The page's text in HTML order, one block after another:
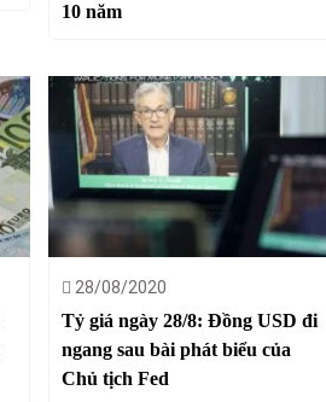
10 năm
28/08/2020
Tỷ giá ngày 28/8: Đồng USD đi
ngang sau bài phát biểu của
Chủ tịch Fed